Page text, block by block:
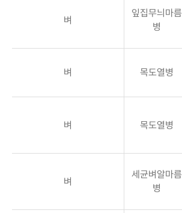
벼
잎집무늬마름
병
벼 목도열병
벼 목도열병
벼
세균벼알마름
병